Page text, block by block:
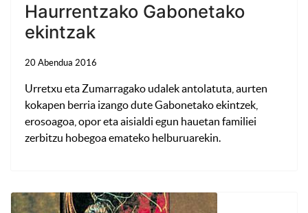
Haurrentzako Gabonetako
ekintzak
20 Abendua 2016
Urretxu eta Zumarragako udalek antolatuta, aurten
kokapen berria izango dute Gabonetako ekintzek,
erosoagoa, opor eta aisialdi egun hauetan familiei
zerbitzu hobegoa emateko helburuarekin.